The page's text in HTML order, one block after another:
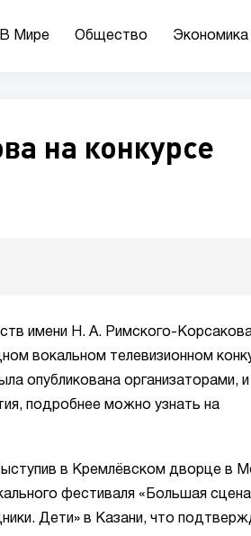
В Мире Общество Экономика
на конкурсе
имени Н. А. Римского-
вокальном телевизионном
опубликована организаторами, и
подробнее можно узнать на
в Кремлёвском дворце в
фестиваля «Большая
Дети» в Казани, что